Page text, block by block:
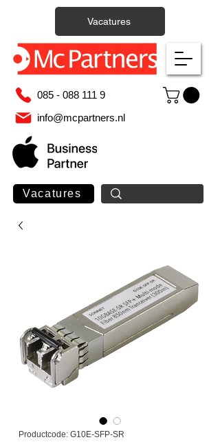
085 - 088 111 9
info@mcpartners.nl
Vacatures
Vacatures
Productcode: G10E-SFP-SR